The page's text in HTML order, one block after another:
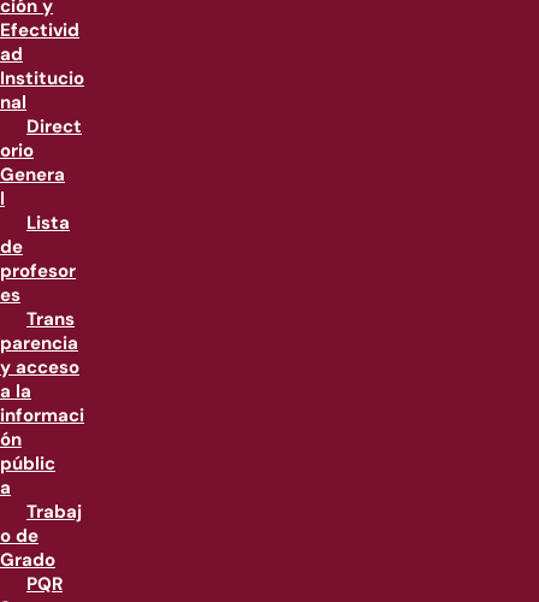
ción y
Efectivid
ad
Institucio
nal
Direct
orio
Genera
l
Lista
de
profesor
es
Trans
parencia
y acceso
a la
informaci
ón
públic
a
Trabaj
o de
Grado
PQR